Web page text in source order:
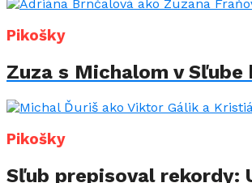
Pikošky
Zuza s Michalom v
Pikošky
Sľub prepisoval rekordy: